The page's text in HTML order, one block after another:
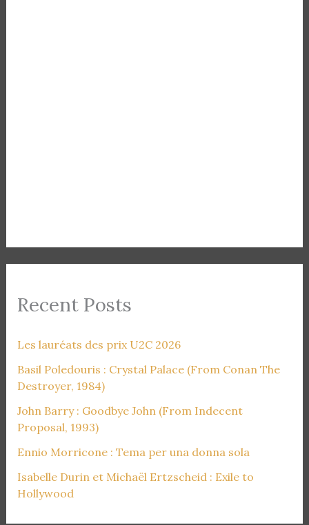
Recent Posts
Les lauréats des prix U2C 2026
Basil Poledouris : Crystal Palace (From Conan The
Destroyer, 1984)
John Barry : Goodbye John (From Indecent
Proposal, 1993)
Ennio Morricone : Tema per una donna sola
Isabelle Durin et Michaël Ertzscheid : Exile to
Hollywood